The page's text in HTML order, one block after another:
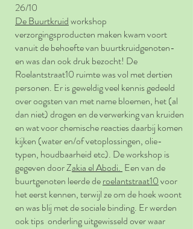
26/10
De Buurtkruidworkshop
verzorgingsproducten maken kwam voort
vanuit de behoefte van buurtkruidgenoten-
en was dan ook druk bezocht! De
Roelantstraat10 ruimte was vol met dertien
personen. Er is geweldig veel kennis gedeeld
over oogsten van met name bloemen, het (al
dan niet) drogen en de verwerking van kruiden
en wat voor chemische reacties daarbij komen
kijken (water en/of vetoplossingen, olie-
typen, houdbaarheid etc). De workshop is
gegeven door Zakia el Abodi. Een van de
buurtgenoten leerde deroelantstraat10voor
het eerst kennen, terwijl ze om de hoek woont
en was blij met de sociale binding. Er werden
ook tips onderling uitgewisseld over waar